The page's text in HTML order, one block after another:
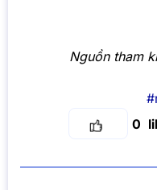
Nguồn tham
0